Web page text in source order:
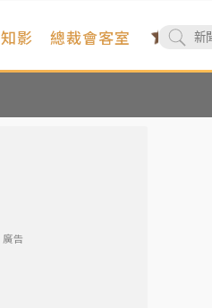
知影 總裁會客室
廣告